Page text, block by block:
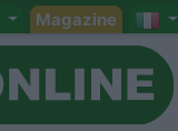
Magazine